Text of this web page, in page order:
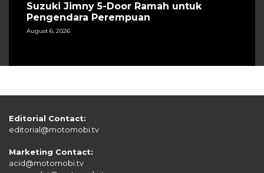
Suzuki Jimny 5-Door Ramah untuk
Pengendara Perempuan
August 6, 2026
Editorial Contact:
editorial@motomobi.tv
Marketing Contact:
acid@motomobi.tv